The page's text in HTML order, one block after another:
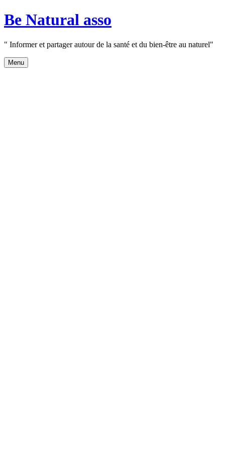
Aller
au
Be Natural asso
" Informer et partager autour de la santé et du bien-être au naturel"
Menu